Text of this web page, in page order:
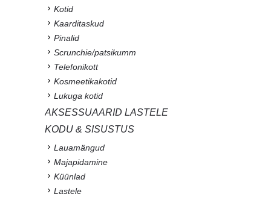
Kotid
Kaarditaskud
Pinalid
Scrunchie/patsikumm
Telefonikott
Kosmeetikakotid
Lukuga kotid
AKSESSUAARID LASTELE
KODU & SISUSTUS
Lauamängud
Majapidamine
Küünlad
Lastele